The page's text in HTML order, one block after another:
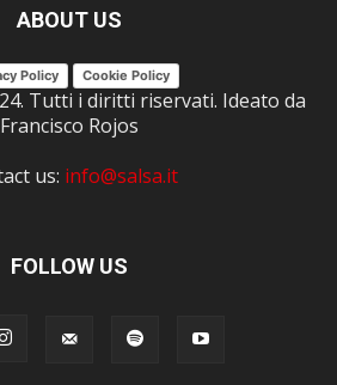
ABOUT US
Policy Cookie Policy
Tutti i diritti riservati. Ideato da
Francisco Rojos
us: info@salsa.it
FOLLOW US